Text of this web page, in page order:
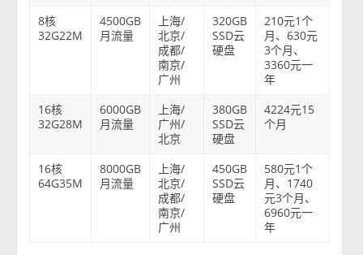
8核
32G22M
4500GB
月流量
上海/
北京/
成都/
南京/
广州
320GB
SSD云
硬盘
210元1个
月、630元
3个月、
3360元一
年
16核
32G28M
6000GB
月流量
上海/
广州/
北京
380GB
SSD云
硬盘
4224元15
个月
16核
64G35M
8000GB
月流量
上海/
北京/
成都/
南京/
广州
450GB
SSD云
硬盘
580元1个
月、1740
元3个月、
6960元一
年